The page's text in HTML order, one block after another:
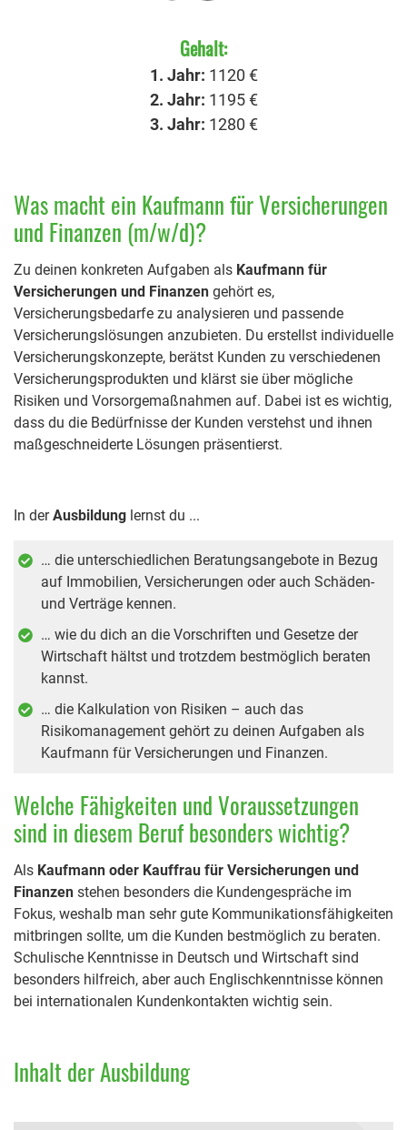
Gehalt:
1. Jahr: 1120 €
2. Jahr: 1195 €
3. Jahr: 1280 €
Was macht ein Kaufmann für Versicherungen
und Finanzen (m/w/d)?
Zu deinen konkreten Aufgaben als Kaufmann für
Versicherungen und Finanzen gehört es,
Versicherungsbedarfe zu analysieren und passende
Versicherungslösungen anzubieten. Du erstellst individuelle
Versicherungskonzepte, berätst Kunden zu verschiedenen
Versicherungsprodukten und klärst sie über mögliche
Risiken und Vorsorgemaßnahmen auf. Dabei ist es wichtig,
dass du die Bedürfnisse der Kunden verstehst und ihnen
maßgeschneiderte Lösungen präsentierst.
In derAusbildung lernst du ...
… die unterschiedlichen Beratungsangebote in Bezug
auf Immobilien, Versicherungen oder auch Schäden-
und Verträge kennen.
… wie du dich an die Vorschriften und Gesetze der
Wirtschaft hältst und trotzdem bestmöglich beraten
kannst.
… die Kalkulation von Risiken – auch das
Risikomanagement gehört zu deinen Aufgaben als
Kaufmann für Versicherungen und Finanzen.
Welche Fähigkeiten und Voraussetzungen
sind in diesem Beruf besonders wichtig?
Als Kaufmann oder Kauffrau für Versicherungen und
Finanzen stehen besonders die Kundengespräche im
Fokus, weshalb man sehr gute Kommunikationsfähigkeiten
mitbringen sollte, um die Kunden bestmöglich zu beraten.
Schulische Kenntnisse in Deutsch und Wirtschaft sind
besonders hilfreich, aber auch Englischkenntnisse können
bei internationalen Kundenkontakten wichtig sein.
Inhalt der Ausbildung